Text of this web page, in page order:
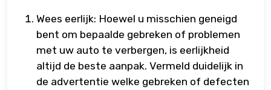
Wees eerlijk: Hoewel u misschien geneigd
bent om bepaalde gebreken of problemen
met uw auto te verbergen, is eerlijkheid
altijd de beste aanpak. Vermeld duidelijk in
de advertentie welke gebreken of defecten